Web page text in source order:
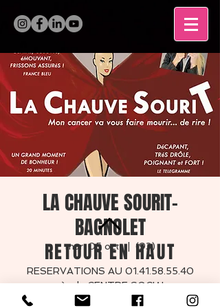
LA CHAUVE SOURIT-
BAGNOLET
mar. 05 oct.
  |
(93)
RESERVATIONS AU 01.41.58.55.40
auprès du CENTRE SOCIAL et
CULTUREL LES COUTURES
RETOUR EN HAUT
MENTIONS LÉGALES